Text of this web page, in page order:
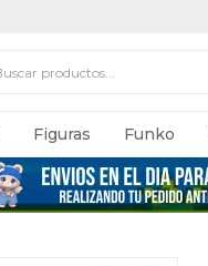
Figuras Funko